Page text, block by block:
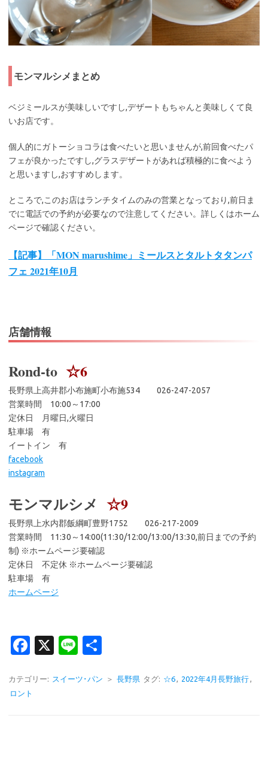
モンマルシメまとめ
ベジミールスが美味しいですし,デザートもちゃんと美味しくて良
いお店です。
個人的にガトーショコラは食べたいと思いませんが,前回食べたパ
フェが良かったですし,グラスデザートがあれば積極的に食べよう
と思いますし,おすすめします。
ところで,このお店はランチタイムのみの営業となっており,前日ま
でに電話での予約が必要なので注意してください。詳しくはホーム
ページで確認ください。
【記事】「MON marushime」ミールスとタルトタタンパ
フェ 2021年10月
店舗情報
Rond-to ☆6
長野県上高井郡小布施町小布施534 026-247-2057
営業時間 10:00～17:00
定休日 月曜日,火曜日
駐車場 有
イートイン 有
facebook
instagram
モンマルシメ ☆9
長野県上水内郡飯綱町豊野1752 026-217-2009
営業時間 11:30～14:00(11:30/12:00/13:00/13:30,前日までの予約
制) ※ホームページ要確認
定休日 不定休 ※ホームページ要確認
駐車場 有
ホームページ
Fa
e
X
Li
e
カテゴリー: スイーツ･パン ＞ 長野県 タグ: ☆6, 2022年4月長野旅行,
ロント